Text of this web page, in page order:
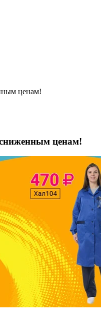
ценам!
ценам!